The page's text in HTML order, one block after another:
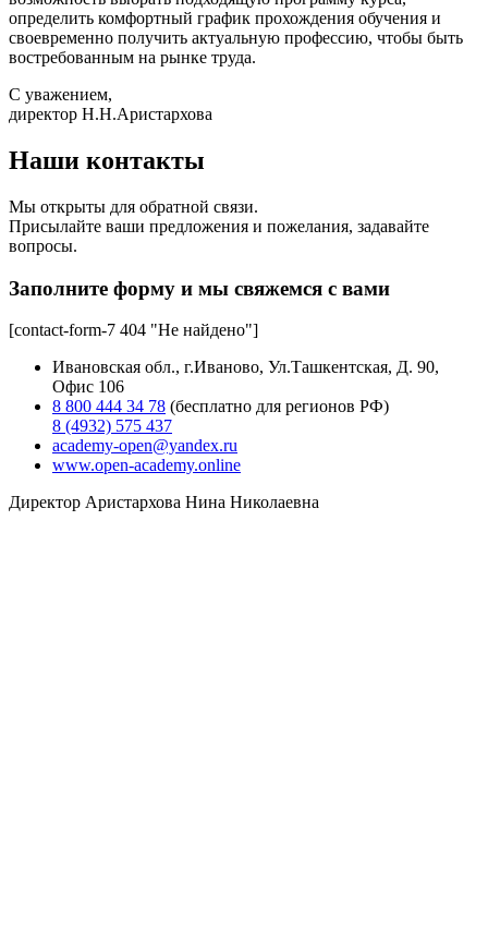
определить комфортный график прохождения обучения и
своевременно получить актуальную профессию, чтобы быть
востребованным на рынке труда.
С уважением,
директор Н.Н.Аристархова
Наши контакты
Мы открыты для обратной связи.
Присылайте ваши предложения и пожелания, задавайте
вопросы.
Заполните форму и мы свяжемся с вами
[contact-form-7 404 "Не найдено"]
Ивановская обл., г.Иваново, Ул.Ташкентская, Д. 90,
Офис 106
8 800 444 34 78 (бесплатно для регионов РФ)
8 (4932) 575 437
academy-open@yandex.ru
www.open-academy.online
Директор Аристархова Нина Николаевна